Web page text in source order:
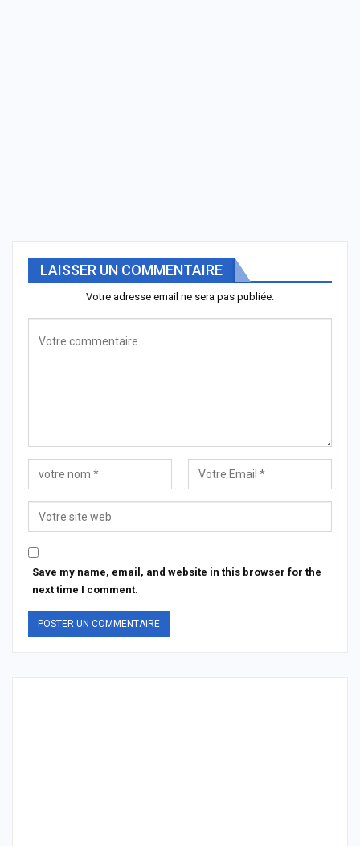
LAISSER UN COMMENTAIRE
Votre adresse email ne sera pas publiée.
Save my name, email, and website in this browser for the
next time I comment.